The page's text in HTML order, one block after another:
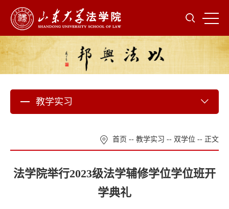
教学实习
首页 -- 教学实习 -- 双学位 -- 正文
法学院举行2023级法学辅修学位学位班开
学典礼